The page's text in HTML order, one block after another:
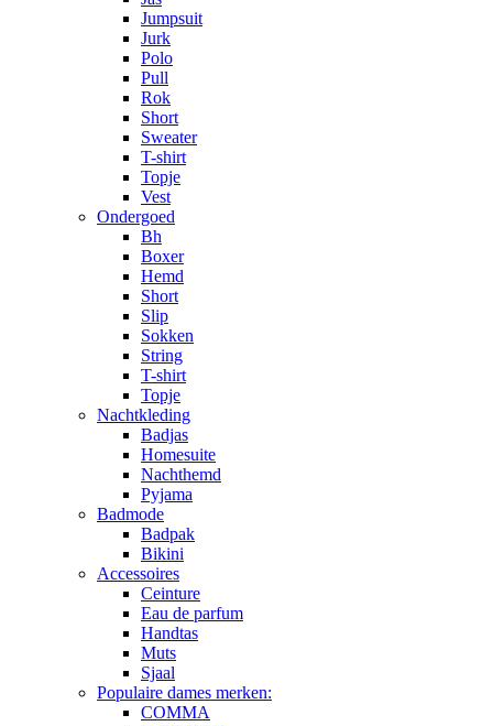
Jumpsuit
Jurk
Polo
Pull
Rok
Short
Sweater
T-shirt
Topje
Vest
Ondergoed
Bh
Boxer
Hemd
Short
Slip
Sokken
String
T-shirt
Topje
Nachtkleding
Badjas
Homesuite
Nachthemd
Pyjama
Badmode
Badpak
Bikini
Accessoires
Ceinture
Eau de parfum
Handtas
Muts
Sjaal
Populaire dames merken:
COMMA